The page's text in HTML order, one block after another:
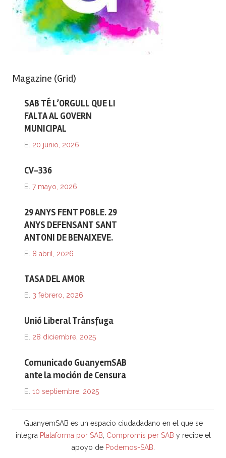
Magazine (Grid)
SAB TÉ L’ORGULL QUE LI
FALTA AL GOVERN
MUNICIPAL
El 20 junio, 2026
CV-336
El 7 mayo, 2026
29 ANYS FENT POBLE. 29
ANYS DEFENSANT SANT
ANTONI DE BENAIXEVE.
El 8 abril, 2026
TASA DEL AMOR
El 3 febrero, 2026
Unió Liberal Tránsfuga
El 28 diciembre, 2025
Comunicado GuanyemSAB
ante la moción de Censura
El 10 septiembre, 2025
GuanyemSAB es un espacio ciudadadano en el que se
integra Plataforma por SAB Compromís per SAB y recibe el
apoyo de Podemos-SAB